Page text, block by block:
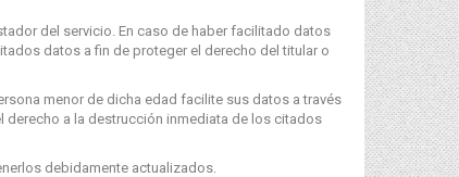
del servicio. En caso de haber facilitado datos
datos a fin de proteger el derecho del titular o
menor de dicha edad facilite sus datos a través
derecho a la destrucción inmediata de los citados
debidamente actualizados.